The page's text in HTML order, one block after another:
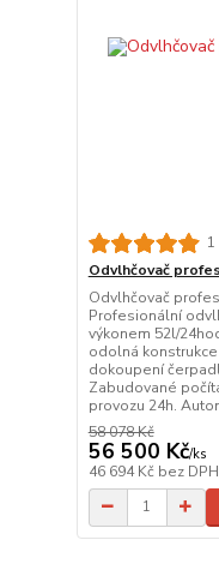
Odvlhčovač
Odvlhčovač
Profesionální
výkonem 52l/
odolná
dokoupení
Zabudované
provozu 24h.
58 078 Kč
56 500 Kč/ks
46 694 Kč bez DPH